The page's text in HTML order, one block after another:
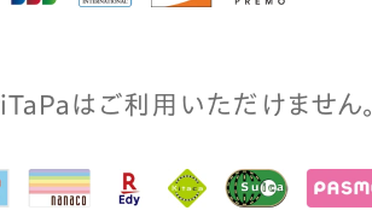
はご利⽤いただけません。